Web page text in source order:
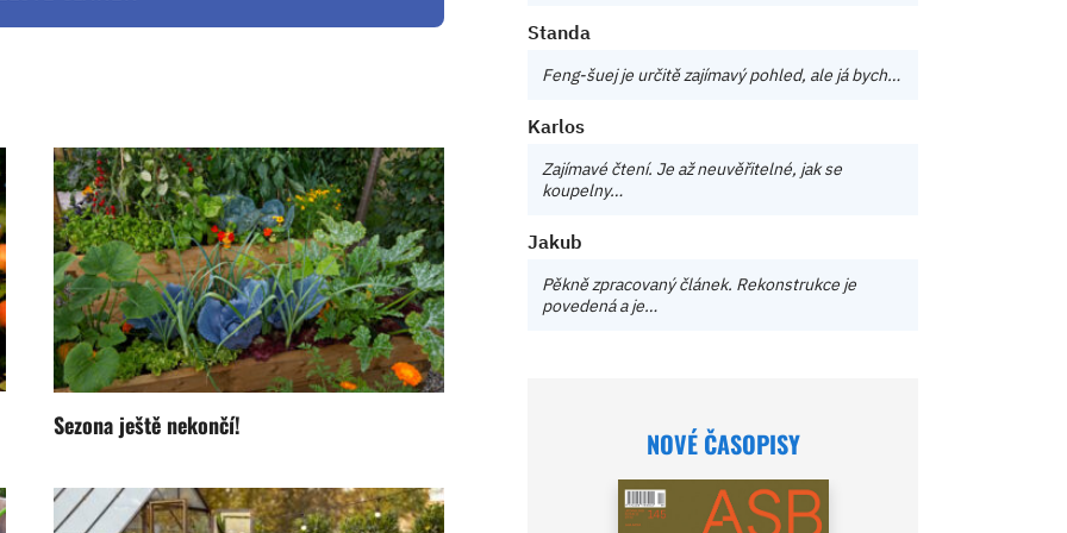
Sezona ještě nekončí!
Standa
Feng-šuej je určitě zajímavý pohled, ale já bych…
Karlos
Zajímavé čtení. Je až neuvěřitelné, jak se
koupelny…
Jakub
Pěkně zpracovaný článek. Rekonstrukce je
povedená a je…
NOVÉ ČASOPISY